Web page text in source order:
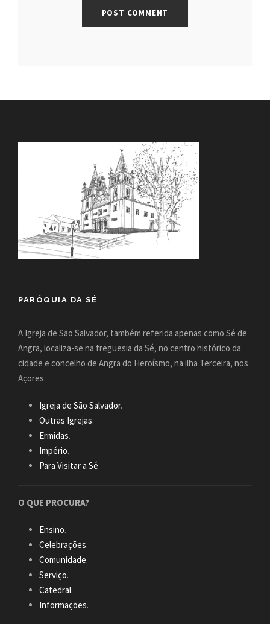
PARÓQUIA DA SÉ
A Igreja de São Salvador, também referida apenas como Sé de
Angra, localiza-se na freguesia da Sé, no centro histórico da
cidade e concelho de Angra do Heroísmo, na ilha Terceira, nos
Açores.
Igreja de São Salvador.
Outras Igrejas.
Ermidas.
Império.
Para Visitar a Sé.
O QUE PROCURA?
Ensino.
Celebrações.
Comunidade.
Serviço.
Catedral.
Informações.